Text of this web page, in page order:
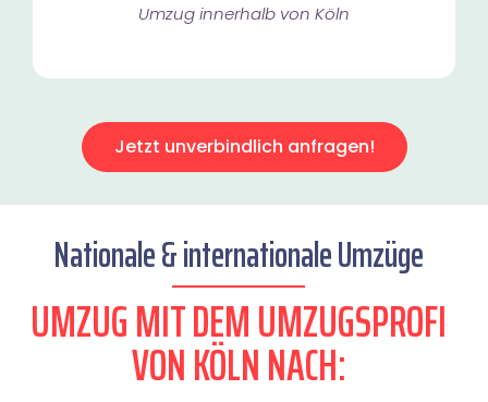
Umzug innerhalb von Köln​
Jetzt unverbindlich anfragen!
Nationale & internationale Umzüge
UMZUG MIT DEM UMZUGSPROFI
VON KÖLN NACH: